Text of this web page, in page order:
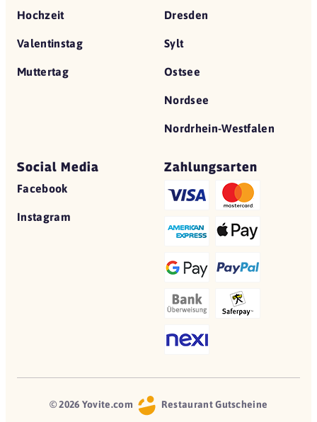
Hochzeit
Valentinstag
Muttertag
Dresden
Sylt
Ostsee
Nordsee
Nordrhein-Westfalen
Social Media
Facebook
Instagram
Zahlungsarten
© 2026 Yovite.com Restaurant Gutscheine